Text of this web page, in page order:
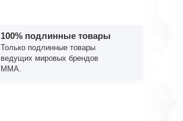
100% подлинные товары
Только подлинные товары
ведущих мировых брендов
ММА.